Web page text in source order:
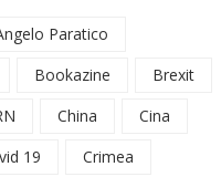
Paratico
Bookazine
Brexit
China
Cina
19
Crimea